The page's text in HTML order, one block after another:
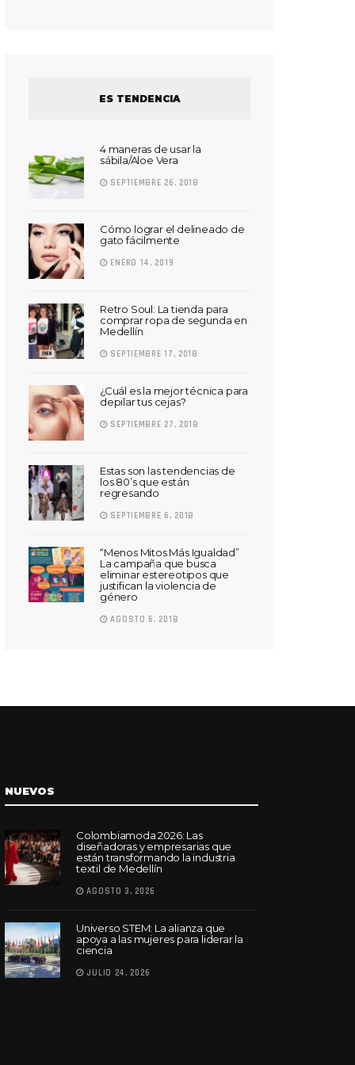
ES TENDENCIA
4 maneras de usar la
sábila/Aloe Vera
SEPTIEMBRE 26, 2018
Cómo lograr el delineado de
gato fácilmente
ENERO 14, 2019
Retro Soul: La tienda para
comprar ropa de segunda en
Medellín
SEPTIEMBRE 17, 2018
¿Cuál es la mejor técnica para
depilar tus cejas?
SEPTIEMBRE 27, 2018
Estas son las tendencias de
los 80’s que están
regresando
SEPTIEMBRE 6, 2018
“Menos Mitos Más Igualdad”
La campaña que busca
eliminar estereotipos que
justifican la violencia de
género
AGOSTO 6, 2018
NUEVOS
Colombiamoda 2026: Las
diseñadoras y empresarias que
están transformando la industria
textil de Medellín
AGOSTO 3, 2026
Universo STEM: La alianza que
apoya a las mujeres para liderar la
ciencia
JULIO 24, 2026